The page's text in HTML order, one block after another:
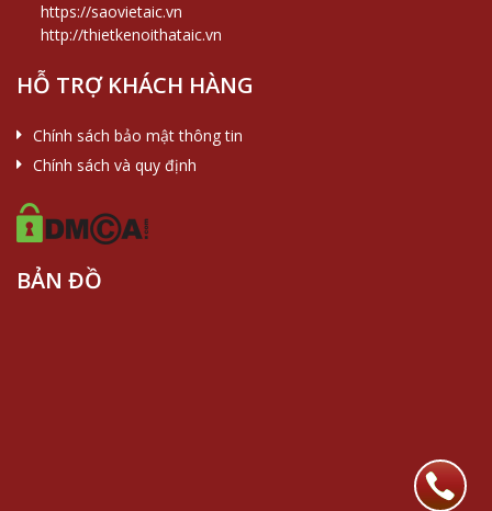
https://saovietaic.vn
http://thietkenoithataic.vn
HỖ TRỢ KHÁCH HÀNG
Chính sách bảo mật thông tin
Chính sách và quy định
BẢN ĐỒ